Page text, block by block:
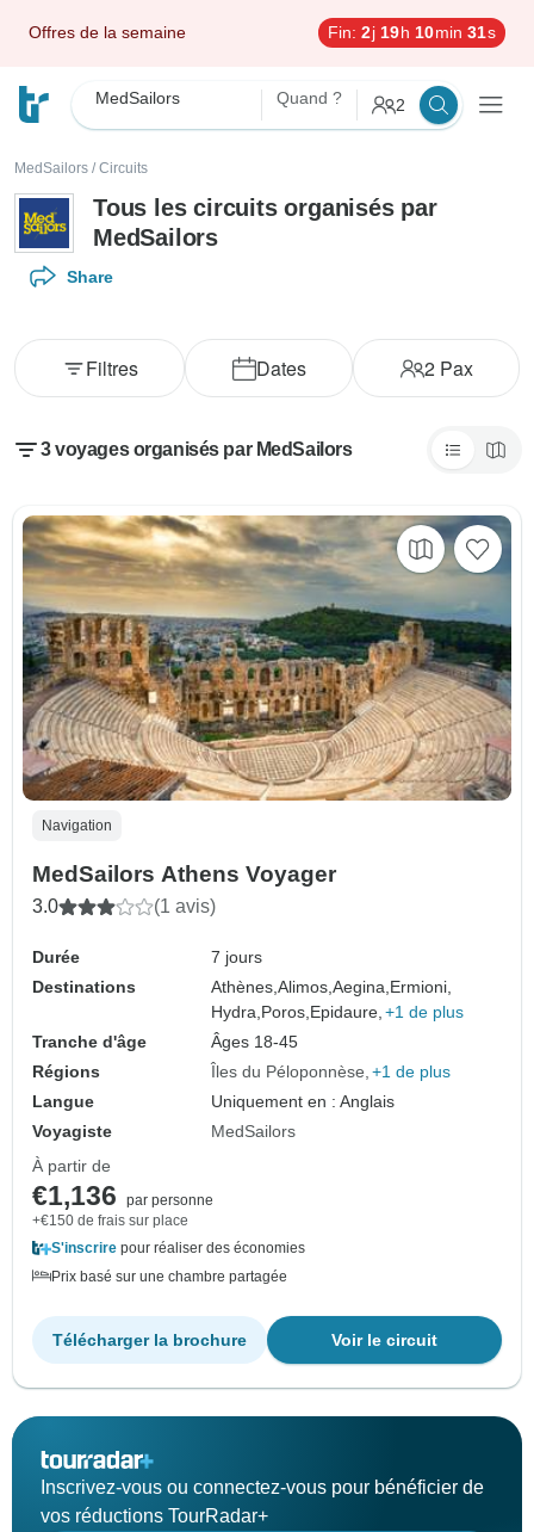
Offres de la semaine Fin: 2j 19h 10min 30s
MedSailors Quand ? 2
MedSailors / Circuits
Tous les circuits organisés par
MedSailors
Share
Dates 2Pax
Filtres
3 voyages organisés par MedSailors
Navigation
MedSailors Athens Voyager
3.0 (1 avis)
Durée
7 jours
Destinations
Athènes,Alimos,Aegina, Ermioni,
Hydra, Poros, Epidaure, +1 de plus
Tranche d'âge
Âges 18-45
Régions
Îles du Péloponnèse +1 de plus
Langue
Uniquement en : Anglais
Voyagiste
MedSailors
À partir de
€1,136
par personne
+€150 de frais sur place
S'inscrire pour réaliser des économies
Prix basé sur une chambre partagée
Voir le circuit
Télécharger la brochure
Inscrivez-vous ou connectez-vous pour bénéficier de
vos réductions TourRadar+